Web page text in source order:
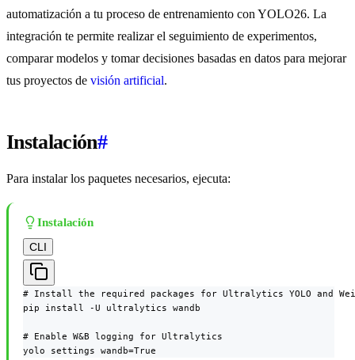
automatización a tu proceso de entrenamiento con YOLO26. La
integración te permite realizar el seguimiento de experimentos,
comparar modelos y tomar decisiones basadas en datos para mejorar
tus proyectos de visión artificial.
Instalación#
Para instalar los paquetes necesarios, ejecuta:
Instalación
CLI
# Install the required packages for Ultralytics YOLO and
pip install -U ultralytics wandb
# Enable W&B logging for Ultralytics
yolo settings wandb=True